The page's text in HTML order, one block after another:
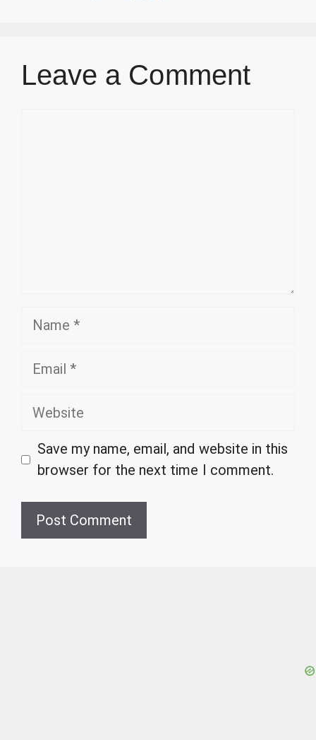
Leave a Comment
Name
Email
Website
Save my name, email, and website in this
browser for the next time I comment.